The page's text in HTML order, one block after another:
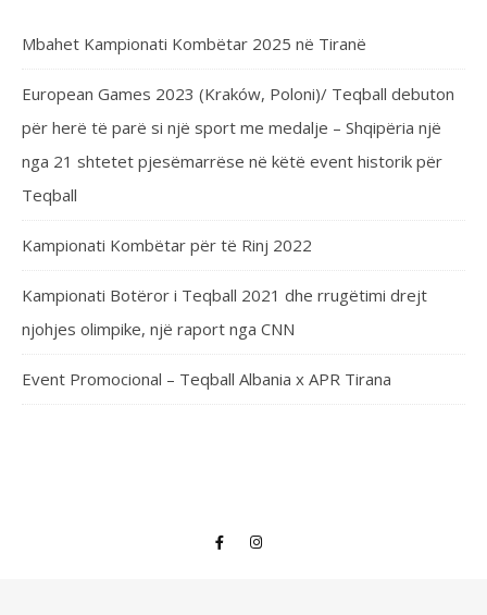
Mbahet Kampionati Kombëtar 2025 në Tiranë
European Games 2023 (Kraków, Poloni)/ Teqball debuton
për herë të parë si një sport me medalje – Shqipëria një
nga 21 shtetet pjesëmarrëse në këtë event historik për
Teqball
Kampionati Kombëtar për të Rinj 2022
Kampionati Botëror i Teqball 2021 dhe rrugëtimi drejt
njohjes olimpike, një raport nga CNN
Event Promocional – Teqball Albania x APR Tirana